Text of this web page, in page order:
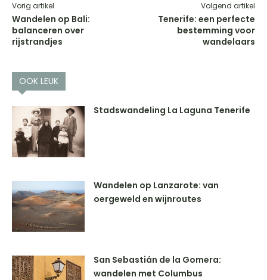
Vorig artikel
Wandelen op Bali:
balanceren over
rijstrandjes
Volgend artikel
Tenerife: een perfecte
bestemming voor
wandelaars
OOK LEUK
Stadswandeling La Laguna Tenerife
Wandelen op Lanzarote: van
oergeweld en wijnroutes
San Sebastián de la Gomera:
wandelen met Columbus